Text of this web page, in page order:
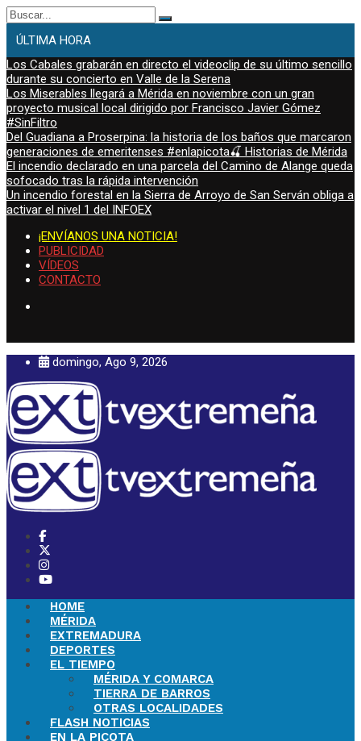
Buscar:
ÚLTIMA HORA
Los Cabales grabarán en directo el videoclip de su último sencillo
durante su concierto en Valle de la Serena
Los Miserables llegará a Mérida en noviembre con un gran
proyecto musical local dirigido por Francisco Javier Gómez
#SinFiltro
Del Guadiana a Proserpina: la historia de los baños que marcaron
generaciones de emeritenses #enlapicota🍒 Historias de Mérida
El incendio declarado en una parcela del Camino de Alange queda
sofocado tras la rápida intervención
Un incendio forestal en la Sierra de Arroyo de San Serván obliga a
activar el nivel 1 del INFOEX
¡ENVÍANOS UNA NOTICIA!
PUBLICIDAD
VÍDEOS
CONTACTO
domingo, Ago 9, 2026
HOME
MÉRIDA
EXTREMADURA
DEPORTES
EL TIEMPO
MÉRIDA Y COMARCA
TIERRA DE BARROS
OTRAS LOCALIDADES
FLASH NOTICIAS
EN LA PICOTA